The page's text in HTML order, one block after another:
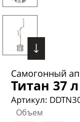
Самогонный
Титан 37 л
Артикул:
Объем